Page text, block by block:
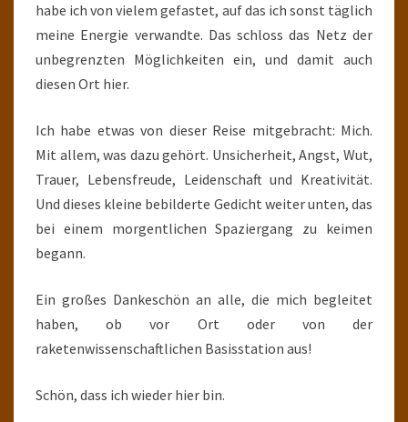
habe ich von vielem gefastet, auf das ich sonst täglich
meine Energie verwandte. Das schloss das Netz der
unbegrenzten Möglichkeiten ein, und damit auch
diesen Ort hier.
Ich habe etwas von dieser Reise mitgebracht: Mich.
Mit allem, was dazu gehört. Unsicherheit, Angst, Wut,
Trauer, Lebensfreude, Leidenschaft und Kreativität.
Und dieses kleine bebilderte Gedicht weiter unten, das
bei einem morgentlichen Spaziergang zu keimen
begann.
Ein großes Dankeschön an alle, die mich begleitet
haben, ob vor Ort oder von der
raketenwissenschaftlichen Basisstation aus!
Schön, dass ich wieder hier bin.